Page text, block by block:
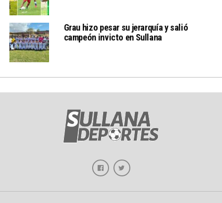
Grau hizo pesar su jerarquía y salió
campeón invicto en Sullana